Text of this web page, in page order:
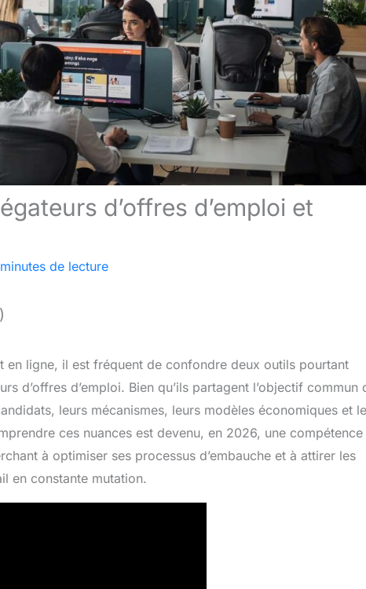
d’offres d’emploi et
de lecture
en ligne, il est fréquent de confondre deux outils pourtant
d’offres d’emploi. Bien qu’ils partagent l’objectif commun
leurs mécanismes, leurs modèles économiques et
ces nuances est devenu, en 2026, une compétence
à optimiser ses processus d’embauche et à attirer les
en constante mutation.